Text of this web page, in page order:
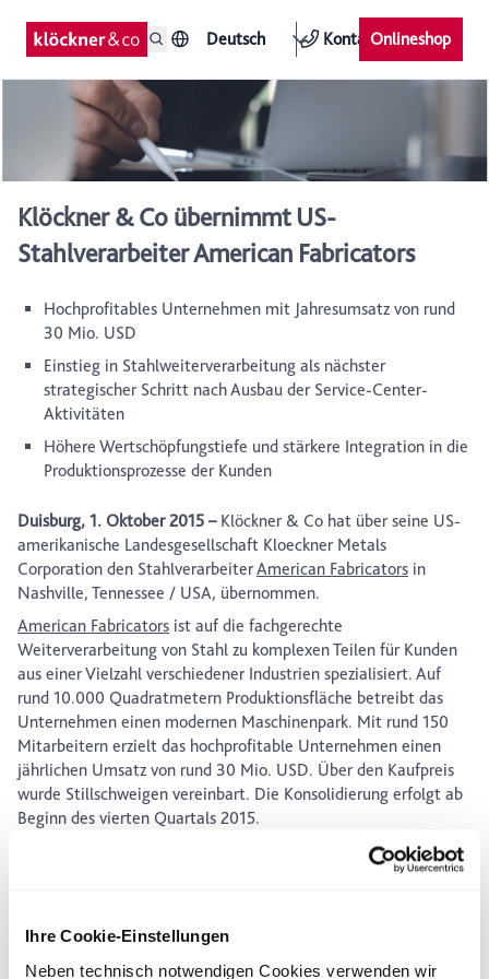
Ihre Cookie-Einstellungen
Neben technisch notwendigen Cookies verwenden wir
Deutsch KontaktOnlineshop
Klöckner & Co übernimmt US-
Stahlverarbeiter American Fabricators
Hochprofitables Unternehmen mit Jahresumsatz von rund
30 Mio. USD
Einstieg in Stahlweiterverarbeitung als nächster
strategischer Schritt nach Ausbau der Service-Center-
Aktivitäten
Höhere Wertschöpfungstiefe und stärkere Integration in die
Produktionsprozesse der Kunden
Duisburg, 1. Oktober 2015 –Klöckner & Co hat über seine US-
amerikanische Landesgesellschaft Kloeckner Metals
Corporation den StahlverarbeiterAmerican Fabricators in
Nashville, Tennessee / USA, übernommen.
American Fabricators ist auf die fachgerechte
Weiterverarbeitung von Stahl zu komplexen Teilen für Kunden
aus einer Vielzahl verschiedener Industrien spezialisiert. Auf
rund 10.000 Quadratmetern Produktionsfläche betreibt das
Unternehmen einen modernen Maschinenpark. Mit rund 150
Mitarbeitern erzielt das hochprofitable Unternehmen einen
jährlichen Umsatz von rund 30 Mio. USD. Über den Kaufpreis
wurde Stillschweigen vereinbart. Die Konsolidierung erfolgt ab
Beginn des vierten Quartals 2015.
„Nachdem wir unsere Service-Center-Aktivitäten in den USA
deutlich ausgebaut haben, steigen wir nun in das höherwertige
partizipieren wir damit zunehmend an der Wertschöpfung bei
der Erstellung von komplexen Stahlteilen. Die Übernahme